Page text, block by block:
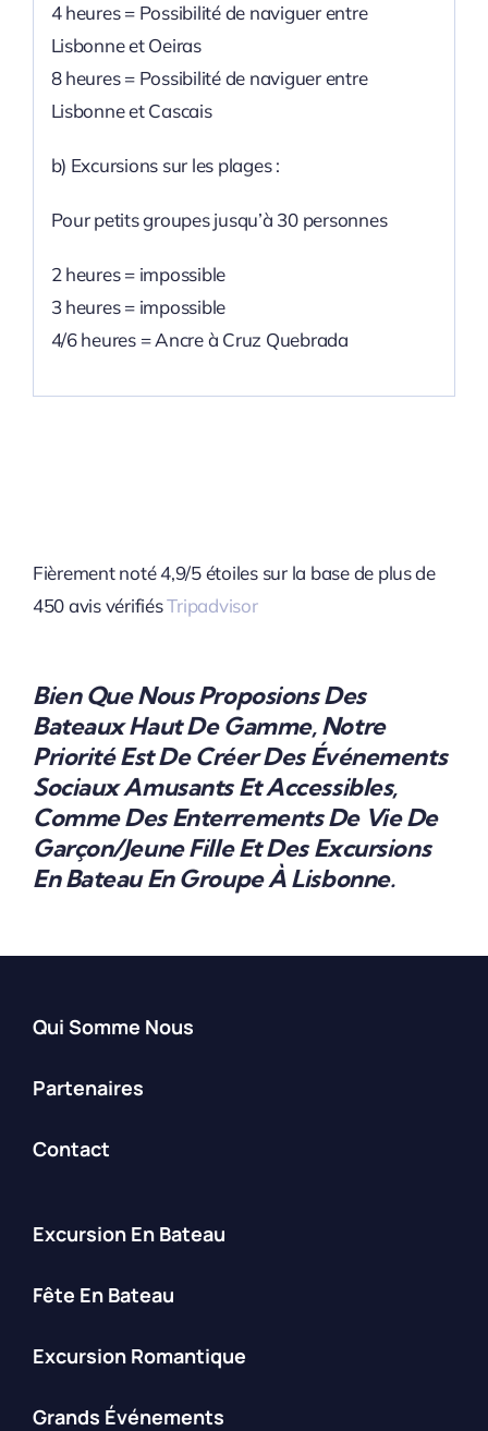
4 heures = Possibilité de naviguer entre
Lisbonne et Oeiras
8 heures = Possibilité de naviguer entre
Lisbonne et Cascais
b) Excursions sur les plages :
Pour petits groupes jusqu’à 30 personnes
2 heures = impossible
3 heures = impossible
4/6 heures = Ancre à Cruz Quebrada
Fièrement noté 4,9/5 étoiles sur la base de plus de
450 avis vérifiésTripadvisor
Bien Que Nous Proposions Des
Bateaux Haut De Gamme, Notre
Priorité Est De Créer Des Événements
Sociaux Amusants Et Accessibles,
Comme Des Enterrements De Vie De
Garçon/jeune Fille Et Des Excursions
En Bateau En Groupe À Lisbonne.
Qui Somme Nous
Partenaires
Contact
Excursion En Bateau
Fête En Bateau
Excursion Romantique
Grands Événements